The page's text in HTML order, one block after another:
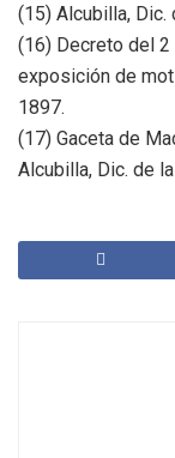
(15) Alcubilla, Dic.
(16) Decreto del
exposición de
1897.
(17) Gaceta de
Alcubilla, Dic. de